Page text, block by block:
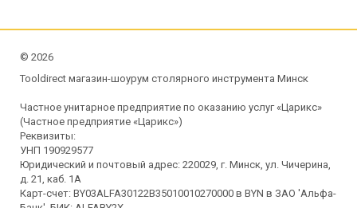
© 2026
Tooldirect магазин-шоурум столярного инструмента Минск
Частное унитарное предприятие по оказанию услуг «Царикс»
(Частное предприятие «Царикс»)
Реквизиты:
УНП 190929577
Юридический и почтовый адрес: 220029, г. Минск, ул. Чичерина,
д. 21, каб. 1А
Карт-счет: BY03ALFA30122B35010010270000 в BYN в ЗАО 'Альфа-